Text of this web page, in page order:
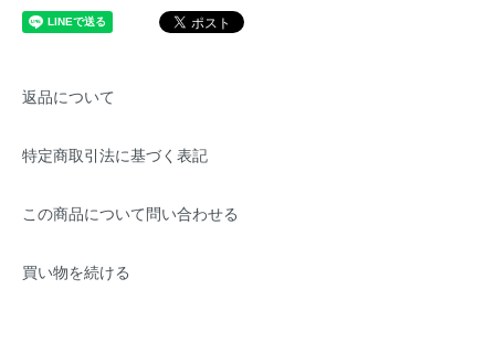
返品について
特定商取引法に基づく表記
この商品について問い合わせる
買い物を続ける